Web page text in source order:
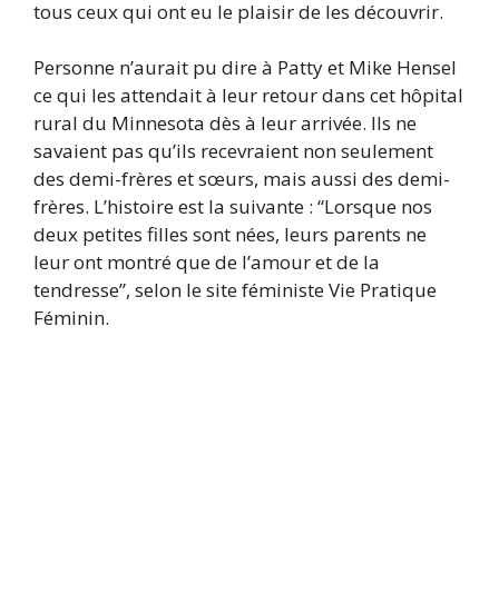
tous ceux qui ont eu le plaisir de les découvrir.
Personne n’aurait pu dire à Patty et Mike Hensel
ce qui les attendait à leur retour dans cet hôpital
rural du Minnesota dès à leur arrivée. Ils ne
savaient pas qu’ils recevraient non seulement
des demi-frères et sœurs, mais aussi des demi-
frères. L’histoire est la suivante : “Lorsque nos
deux petites filles sont nées, leurs parents ne
leur ont montré que de l’amour et de la
tendresse”, selon le site féministe Vie Pratique
Féminin.